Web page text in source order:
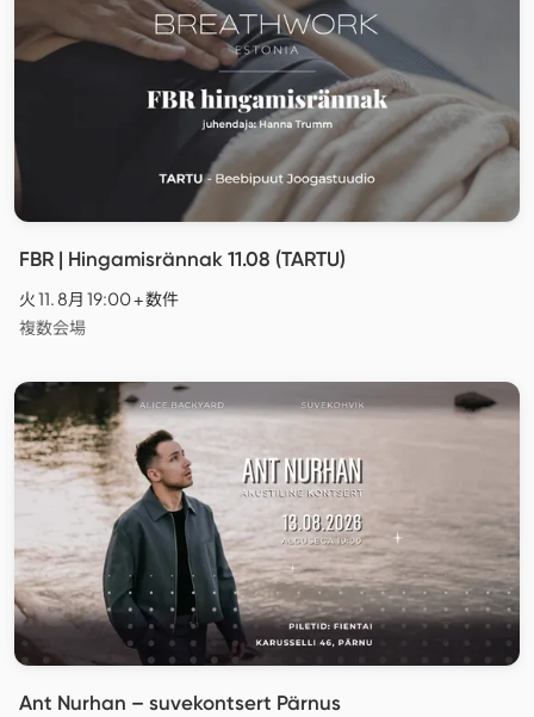
FBR | Hingamisrännak 11.08 (TARTU)
火 11. 8月 19:00 + 数件
複数会場
Ant Nurhan – suvekontsert Pärnus